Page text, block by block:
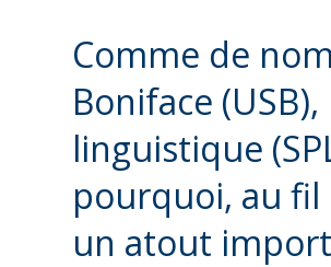
Comme de
Boniface
linguistique
pourquoi, au fil
un atout